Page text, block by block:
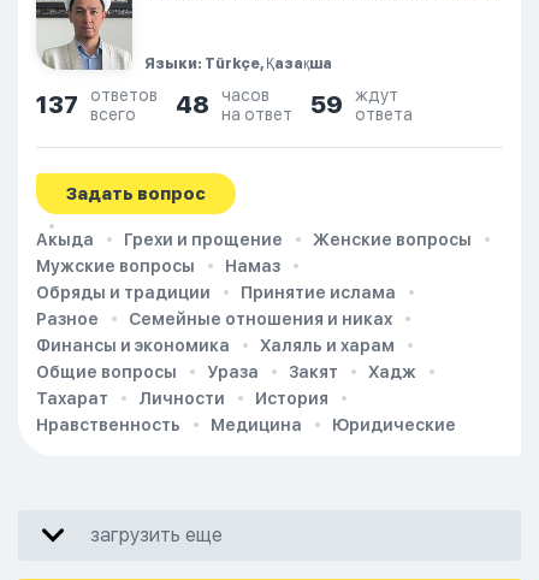
Языки: Türkçe, Қазақша
137
ответов
всего
48
часов
на ответ
59
ждут
ответа
Задать вопрос
Акыда Грехи и прощение
Женские вопросы
Мужские вопросы
Намаз
Обряды и традиции
Принятие ислама
Разное
Семейные отношения и никах
Финансы и экономика
Халяль и харам
Общие вопросы
Ураза Закят
Хадж
Тахарат
Личности
История
Нравственность
Медицина Юридические
загрузить еще